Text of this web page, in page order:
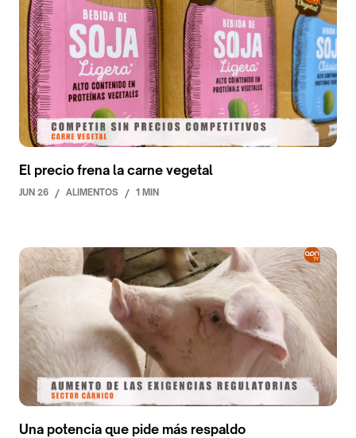
El precio frena la carne vegetal
JUN 26 / ALIMENTOS / 1 MIN
Una potencia que pide más respaldo